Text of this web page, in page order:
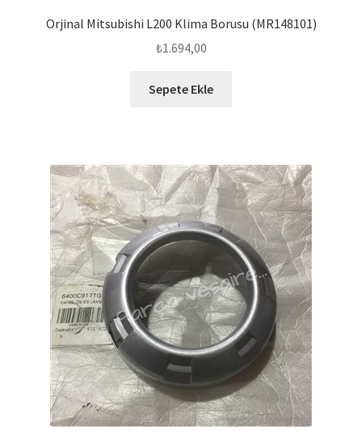
Orjinal Mitsubishi L200 Klima Borusu (MR148101)
₺1.694,00
Sepete Ekle